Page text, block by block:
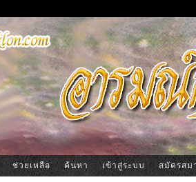
ช่วยเหลือ ค้นหา เข้าสู่ระบบ สมัครสม